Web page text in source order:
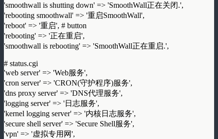
'smoothwall is shutting down' => 'SmoothWall正在关闭.',
'rebooting smoothwall' => '重启SmoothWall',
'reboot' => '重启', # button
'rebooting' => '正在重启',
'smoothwall is rebooting' => 'SmoothWall正在重启.',
# status.cgi
'web server' => 'Web服务',
'cron server' => 'CRON(守护程序)服务',
'dns proxy server' => 'DNS代理服务',
'logging server' => '日志服务',
'kernel logging server' => '内核日志服务',
'secure shell server' => 'Secure Shell服务',
'vpn' => '虚拟专用网',